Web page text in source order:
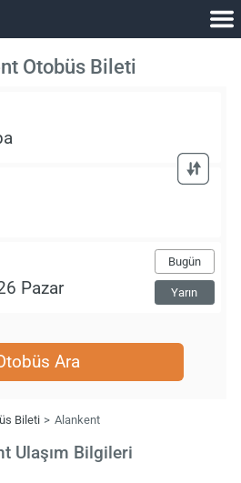
Otobüs Bileti
Bugün
Yarın
Ara
Bileti Alankent
Ulaşım Bilgileri